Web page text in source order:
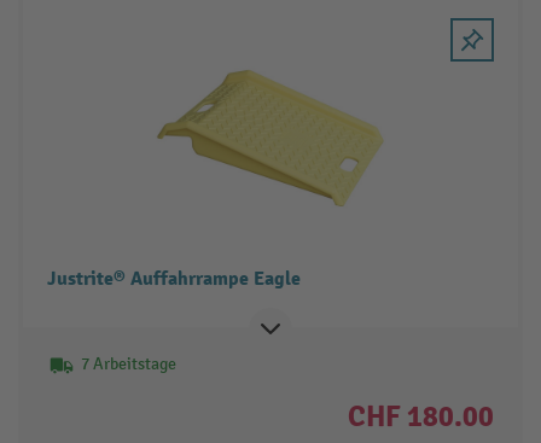
Justrite® Auffahrrampe Eagle
7 Arbeitstage
CHF 180.00